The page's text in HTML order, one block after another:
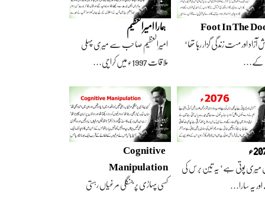
Foot In The
آزاد اور مست زندگی گزار رہا تھا‘
کے…
ہمارا امیرالعظیم
امیرالعظیم صاحب سے میری پہلی
ملاقات 1997ء میں کراچی…
میری پوتی ہے‘ یہ تین برس کی
یہ سارا…
Cognitive
Manipulation
کسی پہاڑی پر جنگلی مرغیاں رہتی